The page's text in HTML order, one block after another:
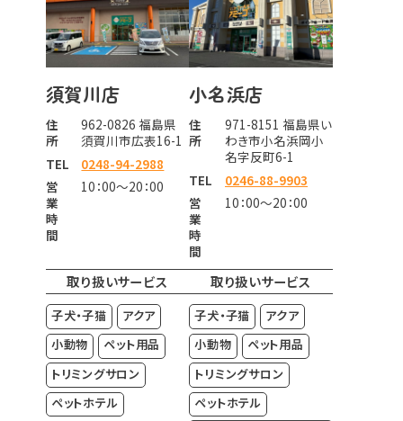
須賀川店
住
所
962-0826 福島県
須賀川市広表16-1
TEL
0248-94-2988
営
業
時
間
10：00～20：00
取り扱いサービス
子犬・子猫
アクア
小動物
ペット用品
トリミングサロン
ペットホテル
小名浜店
住
所
971-8151 福島県い
わき市小名浜岡小
名字反町6-1
TEL
0246-88-9903
営
業
時
間
10：00～20：00
取り扱いサービス
子犬・子猫
アクア
小動物
ペット用品
トリミングサロン
ペットホテル